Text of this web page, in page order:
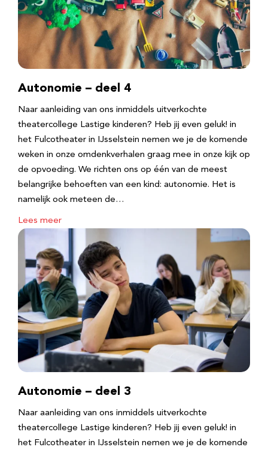
Autonomie – deel 4
Naar aanleiding van ons inmiddels uitverkochte
theatercollege Lastige kinderen? Heb jij even geluk! in
het Fulcotheater in IJsselstein nemen we je de komende
weken in onze omdenkverhalen graag mee in onze kijk op
de opvoeding. We richten ons op één van de meest
belangrijke behoeften van een kind: autonomie. Het is
namelijk ook meteen de…
Lees meer
Autonomie – deel 3
Naar aanleiding van ons inmiddels uitverkochte
theatercollege Lastige kinderen? Heb jij even geluk! in
het Fulcotheater in IJsselstein nemen we je de komende